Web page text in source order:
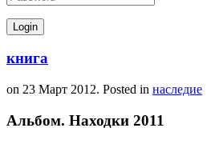
книга
on 23 Март 2012. Posted in наследие
Альбом. Находки 2011